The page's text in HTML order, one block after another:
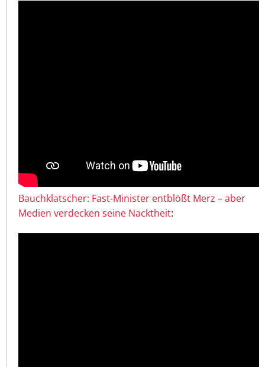
Bauchklatscher: Fast-Minister entblößt Merz – aber
Medien verdecken seine Nacktheit: